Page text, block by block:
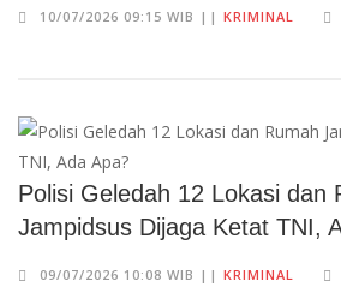
10/07/2026 09:15 WIB || KRIMINAL
Polisi Geledah 12 Lokasi dan
Jampidsus Dijaga Ketat TNI,
09/07/2026 10:08 WIB || KRIMINAL